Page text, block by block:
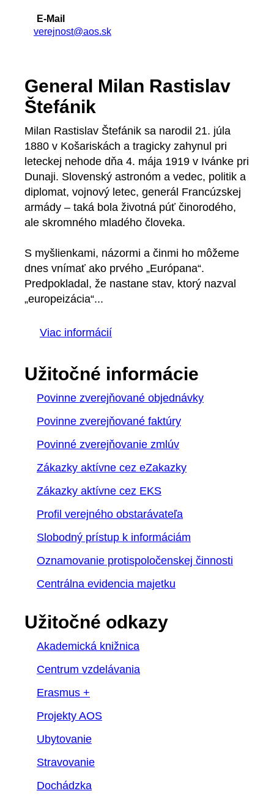
E-Mail
verejnost@aos.sk
General Milan Rastislav
Štefánik
Milan Rastislav Štefánik sa narodil 21. júla
1880 v Košariskách a tragicky zahynul pri
leteckej nehode dňa 4. mája 1919 v Ivánke pri
Dunaji. Slovenský astronóm a vedec, politik a
diplomat, vojnový letec, generál Francúzskej
armády – taká bola životná púť činorodého,
ale skromného mladého človeka.
S myšlienkami, názormi a činmi ho môžeme
dnes vnímať ako prvého „Európana“.
Predpokladal, že nastane stav, ktorý nazval
„europeizácia“...
Viac informácií
Užitočné informácie
Povinne zverejňované objednávky
Povinne zverejňované faktúry
Povinné zverejňovanie zmlúv
Zákazky aktívne cez eZakazky
Zákazky aktívne cez EKS
Profil verejného obstarávateľa
Slobodný prístup k informáciám
Oznamovanie protispoločenskej činnosti
Centrálna evidencia majetku
Užitočné odkazy
Akademická knižnica
Centrum vzdelávania
Erasmus +
Projekty AOS
Ubytovanie
Stravovanie
Dochádzka